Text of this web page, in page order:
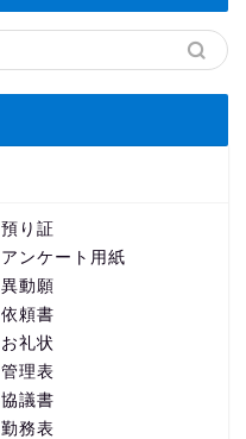
預り証
アンケート用紙
異動願
依頼書
お礼状
管理表
協議書
勤務表